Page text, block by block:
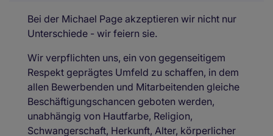
Bei der Michael Page akzeptieren wir nicht nur
Unterschiede - wir feiern sie.
Wir verpflichten uns, ein von gegenseitigem
Respekt geprägtes Umfeld zu schaffen, in dem
allen Bewerbenden und Mitarbeitenden gleiche
Beschäftigungschancen geboten werden,
unabhängig von Hautfarbe, Religion,
Schwangerschaft, Herkunft, Alter, körperlicher